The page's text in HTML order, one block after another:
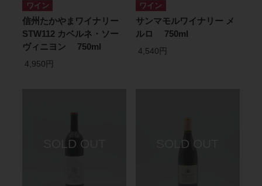
ワイン
信州たかやまワイナリー
STW112 カベルネ・ソー
ヴィニヨン 750ml
4,950円
ワイン
サンマモルワイナリー メ
ルロ 750ml
4,540円